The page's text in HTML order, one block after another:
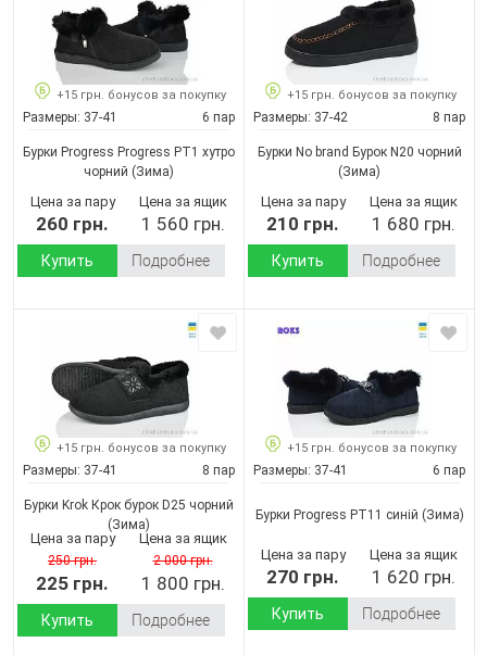
+15 грн. бонусов за покупку
Размеры: 37-41 6 пар
Бурки Progress Progress РТ1 хутро
чорний (Зима)
Цена за пару
260 грн.
Цена за ящик
1 560 грн.
Купить Подробнее
+15 грн. бонусов за покупку
Размеры: 37-42 8 пар
Бурки No brand Бурок N20 чорний
(Зима)
Цена за пару
210 грн.
Цена за ящик
1 680 грн.
Купить Подробнее
+15 грн. бонусов за покупку
Размеры: 37-41 8 пар
Бурки Krok Крок бурок D25 чорний
(Зима)
Цена за пару
250 грн.
225 грн.
Цена за ящик
2 000 грн.
1 800 грн.
Купить Подробнее
+15 грн. бонусов за покупку
Размеры: 37-41 6 пар
Бурки Progress РТ11 синій (Зима)
Цена за пару
270 грн.
Цена за ящик
1 620 грн.
Купить Подробнее